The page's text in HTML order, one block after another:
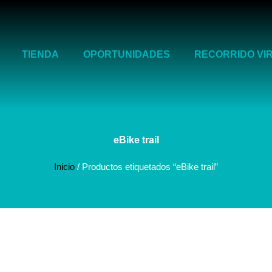
TIENDA OPORTUNIDADES RECORRIDO
eBike trail
Inicio / Productos etiquetados “eBike trail”